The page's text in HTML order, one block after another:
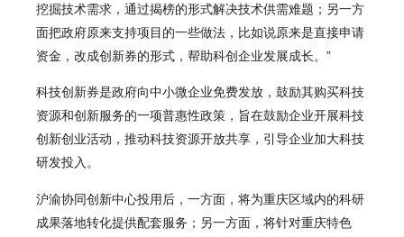
挖掘技术需求，通过揭榜的形式解决技术供需难题；另一方
面把政府原来支持项目的一些做法，比如说原来是直接申请
资金，改成创新券的形式，帮助科创企业发展成长。”
科技创新券是政府向中小微企业免费发放，鼓励其购买科技
资源和创新服务的一项普惠性政策，旨在鼓励企业开展科技
创新创业活动，推动科技资源开放共享，引导企业加大科技
研发投入。
沪渝协同创新中心投用后，一方面，将为重庆区域内的科研
成果落地转化提供配套服务；另一方面，将针对重庆特色